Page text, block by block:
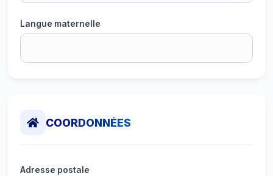
Langue maternelle
COORDONNÉES
Adresse postale